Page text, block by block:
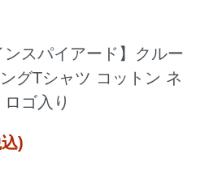
スパイアード】クルー
グTシャツ コットン ネ
ゴ入り
)